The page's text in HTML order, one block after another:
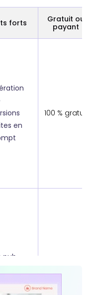
forts
Gratuit ou
payant
en
100 % gratuit
pub,
à
gratuit